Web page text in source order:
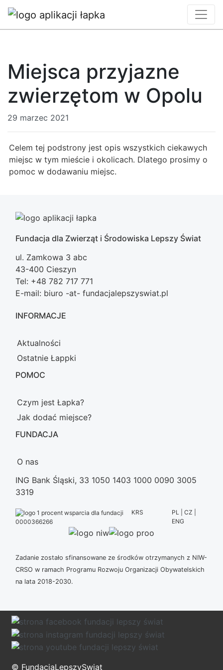
Miejsca przyjazne
zwierzętom w Opolu
29 marzec 2021
Celem tej podstrony jest opis wszystkich ciekawych
miejsc w tym mieście i okolicach. Dlatego prosimy o
pomoc w dodawaniu miejsc.
Fundacja dla Zwierząt i Środowiska Lepszy Świat
ul. Zamkowa 3 abc
43-400 Cieszyn
Tel: +48 782 717 771
E-mail: biuro -at- fundacjalepszyswiat.pl
INFORMACJE
Aktualności
Ostatnie Łappki
POMOC
Czym jest Łapka?
Jak dodać miejsce?
FUNDACJA
O nas
ING Bank Śląski, 33 1050 1403 1000 0090 3005
3319
KRS
0000366266
PL | CZ |
ENG
Zadanie zostało sfinansowane ze środków otrzymanych z NIW-
CRSO w ramach Programu Rozwoju Organizacji Obywatelskich
na lata 2018-2030.
© FundacjaLepszySwiat